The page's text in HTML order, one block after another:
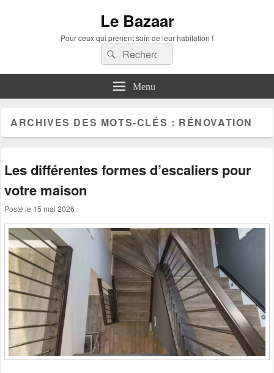
Le Bazaar
Pour ceux qui prenent soin de leur habitation !
Recherche :
Rechercher
Menu
ARCHIVES DES MOTS-CLÉS : RÉNOVATION
Les différentes formes d’escaliers pour
votre maison
Posté le 15 mai 2026